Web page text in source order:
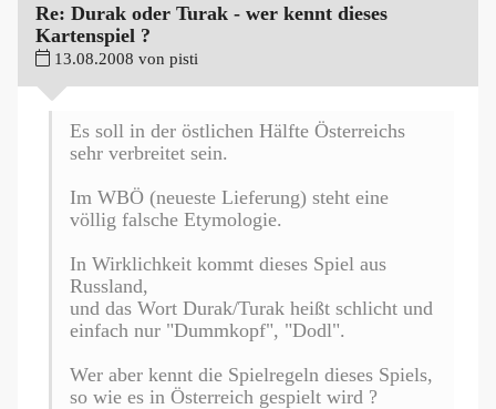
Re: Durak oder Turak - wer kennt dieses
Kartenspiel ?
13.08.2008 von pisti
Es soll in der östlichen Hälfte Österreichs
sehr verbreitet sein.
Im WBÖ (neueste Lieferung) steht eine
völlig falsche Etymologie.
In Wirklichkeit kommt dieses Spiel aus
Russland,
und das Wort Durak/Turak heißt schlicht und
einfach nur "Dummkopf", "Dodl".
Wer aber kennt die Spielregeln dieses Spiels,
so wie es in Österreich gespielt wird ?